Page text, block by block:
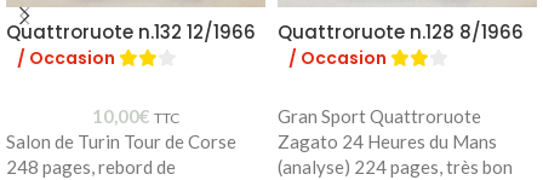
Quattroruote n.132 12/1966
/ Occasion
10,00€ TTC
Salon de Turin Tour de Corse
248 pages, rebord de
Quattroruote n.128 8/1966
/ Occasion
Gran Sport Quattroruote
Zagato 24 Heures du Mans
(analyse) 224 pages, très bon